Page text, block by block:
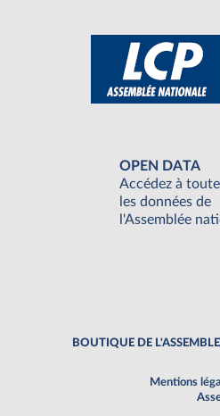
OPEN DATA
Accédez à
les données de
l'Assemblée
BOUTIQUE DE
Mentions